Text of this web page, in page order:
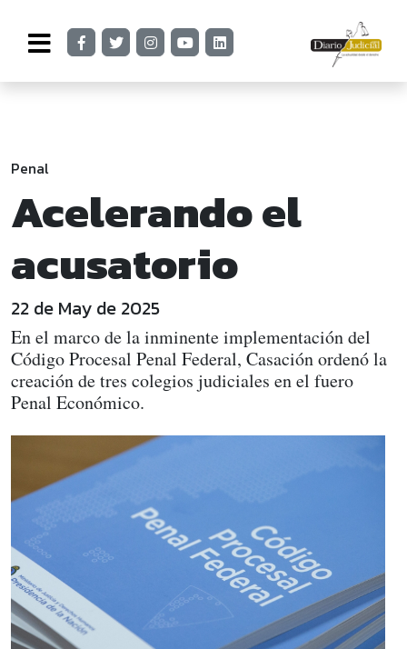
Penal
Acelerando el
acusatorio
22 de May de 2025
En el marco de la inminente implementación del
Código Procesal Penal Federal, Casación ordenó la
creación de tres colegios judiciales en el fuero
Penal Económico.